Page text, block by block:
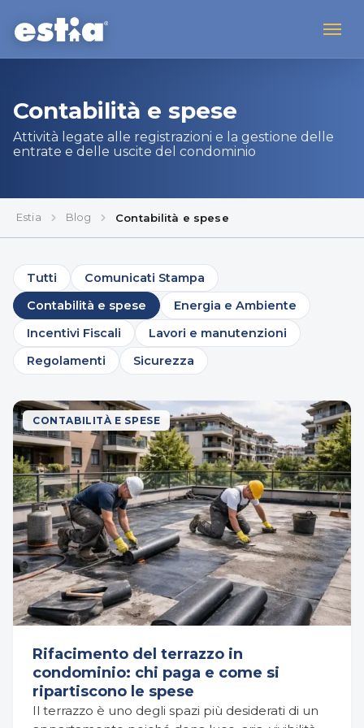
Contabilità e spese
Attività legate alle registrazioni e la gestione delle
entrate e delle uscite del condominio
Estia Blog Contabilità e spese
Tutti
Comunicati Stampa
Contabilità e spese
Energia e Ambiente
Incentivi Fiscali
Lavori e manutenzioni
Regolamenti
Sicurezza
CONTABILITÀ E SPESE
Rifacimento del terrazzo in
condominio: chi paga e come si
ripartiscono le spese
Il terrazzo è uno degli spazi più desiderati di un